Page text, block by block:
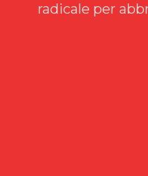
radicale per